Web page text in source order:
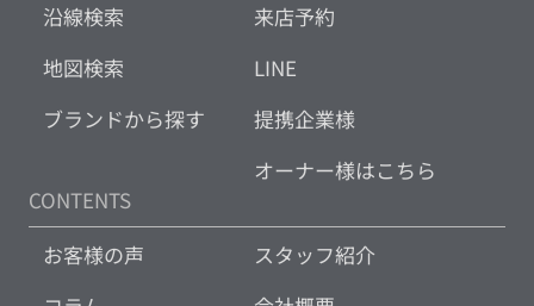
沿線検索
地図検索
ブランドから探す
来店予約
LINE
提携企業様
オーナー様はこちら
CONTENTS
お客様の声
スタッフ紹介